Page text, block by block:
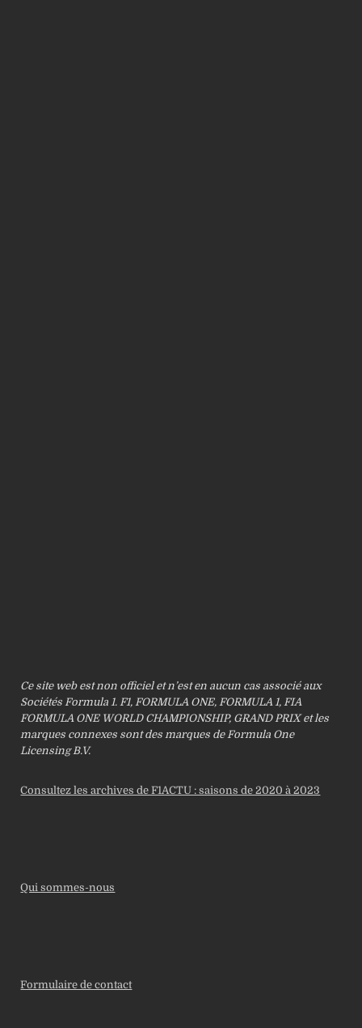
Ce site web est non officiel et n’est en aucun cas associé aux
Sociétés Formula 1. F1, FORMULA ONE, FORMULA 1, FIA
FORMULA ONE WORLD CHAMPIONSHIP, GRAND PRIX et les
marques connexes sont des marques de Formula One
Licensing B.V.
Consultez les archives de F1ACTU : saisons de 2020 à 2023
Qui sommes-nous
Formulaire de contact